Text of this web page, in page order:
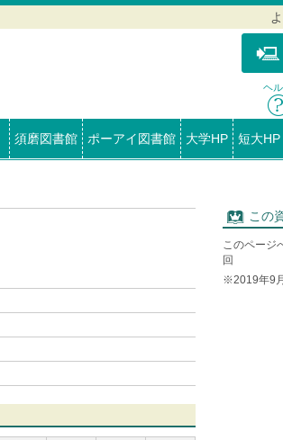
ヘ
須磨図書館 ポーアイ図書館 大学HP 短大HP
この
このページ
回
※2019年9